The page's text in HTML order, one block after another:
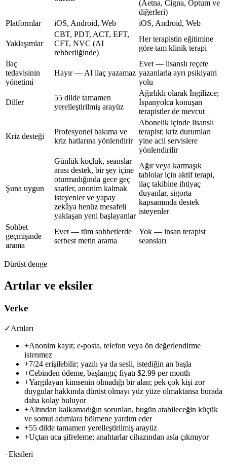
(Aetna, Cigna, Optum ve
diğerleri)
Platformlar
iOS, Android, Web iOS, Android, Web
Yaklaşımlar
CBT, PDT, ACT, EFT,
CFT, NVC (AI
rehberliğinde)
Her terapistin eğitimine
göre tam klinik terapi
İlaç
tedavisinin
yönetimi
Hayır — AI ilaç yazamaz
Evet — lisanslı reçete
yazanlarla ayrı psikiyatri
yolu
Diller
55 dilde tamamen
yerelleştirilmiş arayüz
Ağırlıklı olarak İngilizce;
İspanyolca konuşan
terapistler de mevcut
Kriz desteği
Profesyonel bakıma ve
kriz hatlarına yönlendirir
Abonelik içinde lisanslı
terapist; kriz durumları
yine acil servislere
yönlendirilir
Şuna uygun
Günlük koçluk, seanslar
arası destek, bir şey içine
oturmadığında gece geç
saatler, anonim kalmak
isteyenler ve yapay
zekâya henüz mesafeli
yaklaşan yeni başlayanlar
Ağır veya karmaşık
tablolar için aktif terapi,
ilaç takibine ihtiyaç
duyanlar, sigorta
kapsamında destek
isteyenler
Sohbet
geçmişinde
arama
Evet — tüm sohbetlerde
serbest metin arama
Yok — insan terapist
seansları
Dürüst denge
Artılar ve eksiler
Verke
✓Artıları
+Anonim kayıt; e-posta, telefon veya ön değerlendirme
istenmez
+7/24 erişilebilir; yazılı ya da sesli, istediğin an başla
+Cebinden ödeme, başlangıç fiyatı $2.99 per month
+Yargılayan kimsenin olmadığı bir alan; pek çok kişi zor
duygular hakkında dürüst olmayı yüz yüze olmaktansa burada
daha kolay buluyor
+Altından kalkamadığın sorunları, bugün atabileceğin küçük
ve somut adımlara bölmene yardım eder
+55 dilde tamamen yerelleştirilmiş arayüz
+Uçtan uca şifreleme; anahtarlar cihazından asla çıkmıyor
−Eksileri